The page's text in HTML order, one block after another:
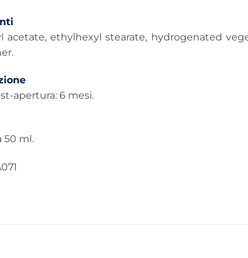
acetate, ethylhexyl stearate, hydrogenated
apertura: 6 mesi.
50 ml.